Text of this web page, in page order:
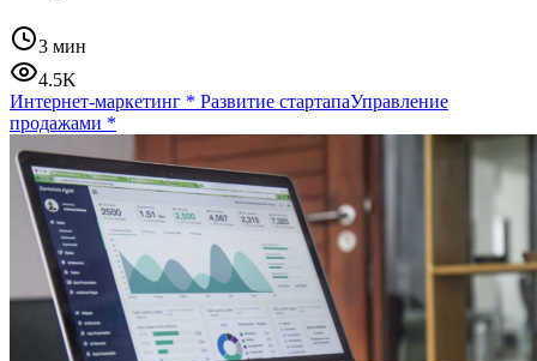
3 мин
4.5K
Интернет-маркетинг * Развитие стартапаУправление
продажами *